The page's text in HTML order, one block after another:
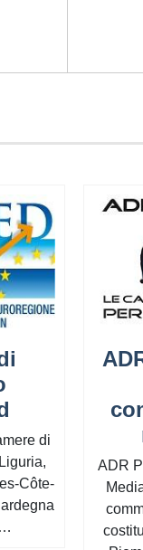
di
Côte-
ADR